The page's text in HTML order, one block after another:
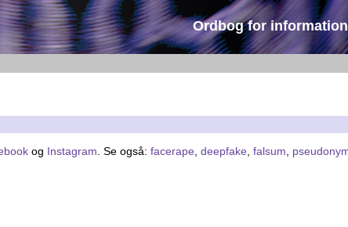
Ordbog for
og Instagram . Se også: facerape deepfake falsum